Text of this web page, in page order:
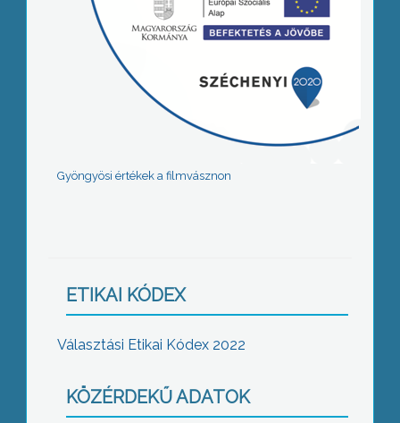
Gyöngyösi értékek a filmvásznon
ETIKAI KÓDEX
Választási Etikai Kódex 2022
KÖZÉRDEKŰ ADATOK